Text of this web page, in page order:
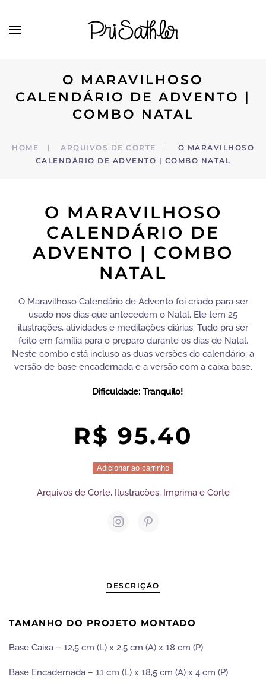
Skip to main content
O MARAVILHOSO
CALENDÁRIO DE ADVENTO |
COMBO NATAL
HOME ARQUIVOS DE CORTE
O MARAVILHOSO
CALENDÁRIO DE ADVENTO | COMBO NATAL
O MARAVILHOSO
CALENDÁRIO DE
ADVENTO | COMBO
NATAL
O Maravilhoso Calendário de Advento foi criado para ser
usado nos dias que antecedem o Natal. Ele tem 25
ilustrações, atividades e meditações diárias. Tudo pra ser
feito em família para o preparo durante os dias de Natal.
Neste combo está incluso as duas versões do calendário: a
versão de base encadernada e a versão com a caixa base.
Dificuldade: Tranquilo!
R$ 95.40
Calendário
Adicionar ao carrinho
Arquivos de Corte, Ilustrações, Imprima e Corte
DESCRIÇÃO
TAMANHO DO PROJETO MONTADO
Base Caixa – 12,5 cm (L) x 2,5 cm (A) x 18 cm (P)
Base Encadernada – 11 cm (L) x 18,5 cm (A) x 4 cm (P)